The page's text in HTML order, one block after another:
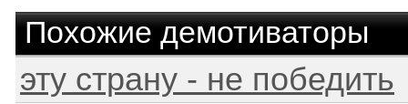
Похожие демотиваторы
эту страну - не победить